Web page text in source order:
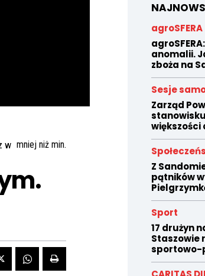
w mniej niżmin.
agroSFERA
anomalii.
zboża na
Sesje
Zarząd
większości
Z
pątników
Sport
17 drużyn
Staszowie
sportowo-